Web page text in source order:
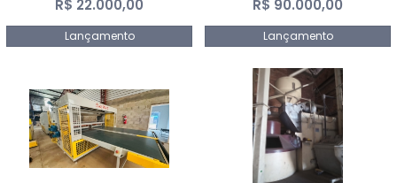
R$ 22.000,00
Lançamento
R$ 90.000,00
Lançamento